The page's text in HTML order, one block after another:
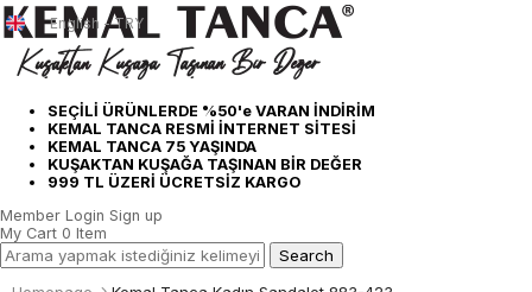
SEÇİLİ ÜRÜNLERDE %50'e VARAN İNDİRİM
KEMAL TANCA RESMİ İNTERNET SİTESİ
KEMAL TANCA 75 YAŞINDA
KUŞAKTAN KUŞAĞA TAŞINAN BİR DEĞER
999 TL ÜZERİ ÜCRETSİZ KARGO
English - TRY
Member Login Sign up
My Cart 0 Item